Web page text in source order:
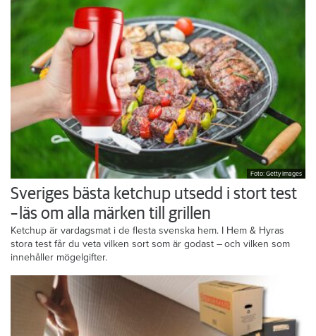
Foto: Getty Images
Sveriges bästa ketchup utsedd i stort test
– läs om alla märken till grillen
Ketchup är vardagsmat i de flesta svenska hem. I Hem & Hyras
stora test får du veta vilken sort som är godast – och vilken som
innehåller mögelgifter.